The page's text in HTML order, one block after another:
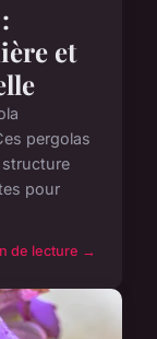
et
pergolas
pour
de lecture →